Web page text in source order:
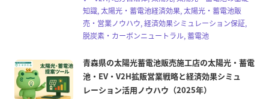
知識, 太陽光・蓄電池経済効果, 太陽光・蓄電池販
売・営業ノウハウ, 経済効果シミュレーション保証,
脱炭素・カーボンニュートラル, 蓄電池
青森県の太陽光蓄電池販売施工店の太陽光・蓄電
池・EV・V2H拡販営業戦略と経済効果シミュ
レーション活用ノウハウ（2025年）